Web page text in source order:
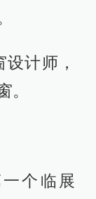
计师，
。
个临展